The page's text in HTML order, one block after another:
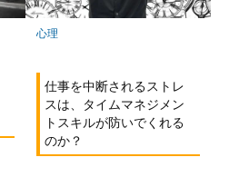
心理
仕事を中断されるストレ
スは、タイムマネジメン
トスキルが防いでくれる
のか？